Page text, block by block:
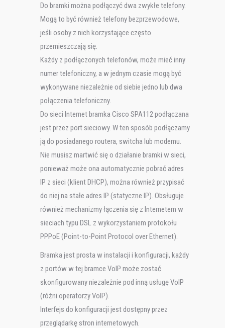
Do bramki można podłączyć dwa zwykłe telefony.
Mogą to być również telefony bezprzewodowe,
jeśli osoby z nich korzystające często
przemieszczają się.
Każdy z podłączonych telefonów, może mieć inny
numer telefoniczny, a w jednym czasie mogą być
wykonywane niezależnie od siebie jedno lub dwa
połączenia telefoniczny.
Do sieci Internet bramka Cisco SPA112 podłączana
jest przez port sieciowy. W ten sposób podłączamy
ją do posiadanego routera, switcha lub modemu.
Nie musisz martwić się o działanie bramki w sieci,
ponieważ może ona automatycznie pobrać adres
IP z sieci (klient DHCP), można również przypisać
do niej na stałe adres IP (statyczne IP). Obsługuje
również mechanizmy łączenia się z Internetem w
sieciach typu DSL z wykorzystaniem protokołu
PPPoE (Point-to-Point Protocol over Ethernet).
Bramka jest prosta w instalacji i konfiguracji, każdy
z portów w tej bramce VoIP może zostać
skonfigurowany niezależnie pod inną usługę VoIP
(różni operatorzy VoIP).
Interfejs do konfiguracji jest dostępny przez
przeglądarkę stron internetowych.